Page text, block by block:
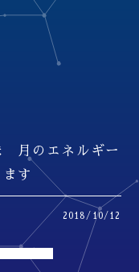
月のエネルギー
す
2018/10/12